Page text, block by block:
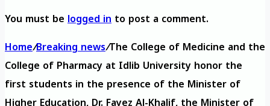
You must belogged into post a comment.
Home/Breaking news/The College of Medicine and the
College of Pharmacy at Idlib University honor the
first students in the presence of the Minister of